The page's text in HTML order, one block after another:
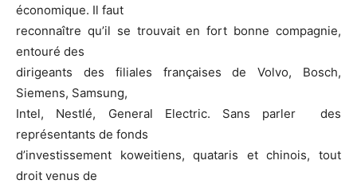
économique. Il faut
reconnaître qu’il se trouvait en fort bonne compagnie,
entouré des
dirigeants des filiales françaises de Volvo, Bosch,
Siemens, Samsung,
Intel, Nestlé, General Electric. Sans parler des
représentants de fonds
d’investissement koweitiens, quataris et chinois, tout
droit venus de